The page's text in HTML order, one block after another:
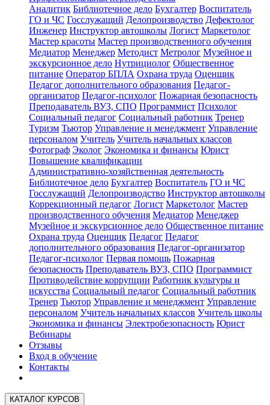
Аналитик Библиотечное дело Бухгалтер Воспитатель
ГО и ЧС Госслужащий Делопроизводство Дефектолог
Инженер Инструктор автошколы Логист Маркетолог
Мастер красоты Мастер производственного обучения
Медиатор Менеджер Методист Метролог Музейное и
экскурсионное дело Нутрициолог Общественное
питание Оператор БПЛА Охрана труда Оценщик
Педагог дополнительного образования Педагог-
организатор Педагог-психолог Пожарная безопасность
Преподаватель ВУЗ, СПО Программист Психолог
Социальный педагог Социальный работник Тренер
Туризм Тьютор Управление и менеджмент Управление
персоналом Учитель Учитель начальных классов
Фотограф Эколог Экономика и финансы Юрист
Повышение квалификации
Административно-хозяйственная деятельность
Библиотечное дело Бухгалтер Воспитатель ГО и ЧС
Госслужащий Делопроизводство Инструктор автошколы
Коррекционный педагог Логист Маркетолог Мастер
производственного обучения Медиатор Менеджер
Музейное и экскурсионное дело Общественное питание
Охрана труда Оценщик Педагог Педагог
дополнительного образования Педагог-организатор
Педагог-психолог Первая помощь Пожарная
безопасность Преподаватель ВУЗ, СПО Программист
Противодействие коррупции Работник культуры и
искусства Социальный педагог Социальный работник
Тренер Тьютор Управление и менеджмент Управление
персоналом Учитель начальных классов Учитель школы
Экономика и финансы Электробезопасность Юрист
Вебинары
Отзывы
Вход в обучение
Контакты
КАТАЛОГ КУРСОВ